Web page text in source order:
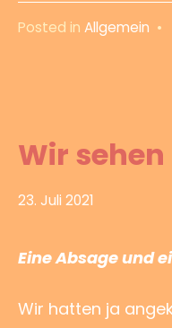
Posted in Allgemein •
Wir
23. Juli 2021
Eine Absage und
Wir hatten ja